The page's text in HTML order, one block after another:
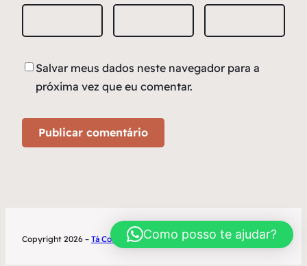
Salvar meus dados neste navegador para a
próxima vez que eu comentar.
Copyright 2026 – Tá Contratado Desenvolvimento World Office
Como posso te ajudar?